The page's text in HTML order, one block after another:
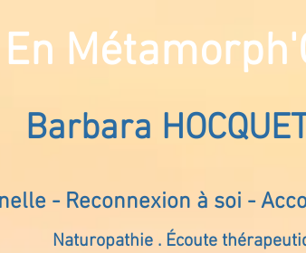
En
Barbara
- Reconnexion à soi -
Naturopathie . Écoute